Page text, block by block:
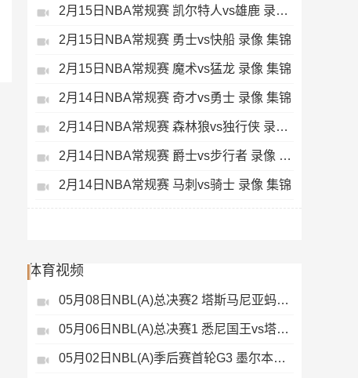
2月15日NBA常规赛 凯尔特人vs雄鹿 录像 集锦
2月15日NBA常规赛 勇士vs快船 录像 集锦
2月15日NBA常规赛 魔术vs猛龙 录像 集锦
2月14日NBA常规赛 奇才vs勇士 录像 集锦
2月14日NBA常规赛 森林狼vs独行侠 录像 集锦
2月14日NBA常规赛 爵士vs步行者 录像 集锦
2月14日NBA常规赛 马刺vs骑士 录像 集锦
体育视频
05月08日NBL(A)总决赛2 塔斯马尼亚蚂蚁vs悉尼国王 录像
05月06日NBL(A)总决赛1 悉尼国王vs塔斯马尼亚蚂蚁 全场录像
05月02日NBL(A)季后赛首轮G3 墨尔本联 - 塔斯马尼亚蚂蚁 录像集锦